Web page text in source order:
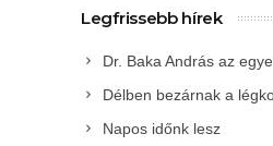
Legfrissebb hírek
Dr. Baka András az
Délben bezárnak a
Napos időnk lesz